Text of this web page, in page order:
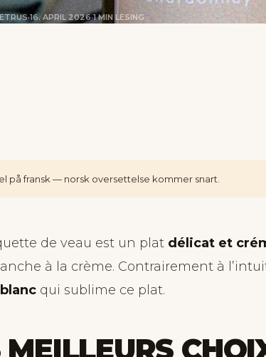
·16. APRIL 2026·1 MIN LESING
på fransk — norsk oversettelse kommer snart.
de veau est un plat délicat et
à la crème. Contrairement à
blanc qui sublime ce plat.
MEILLEURS